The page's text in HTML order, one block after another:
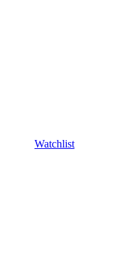
Watchlist